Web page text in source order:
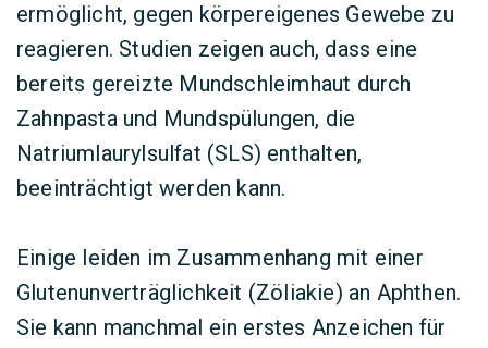
ermöglicht, gegen körpereigenes Gewebe zu
reagieren. Studien zeigen auch, dass eine
bereits gereizte Mundschleimhaut durch
Zahnpasta und Mundspülungen, die
Natriumlaurylsulfat (SLS) enthalten,
beeinträchtigt werden kann.
Einige leiden im Zusammenhang mit einer
Glutenunverträglichkeit (Zöliakie) an Aphthen.
Sie kann manchmal ein erstes Anzeichen für